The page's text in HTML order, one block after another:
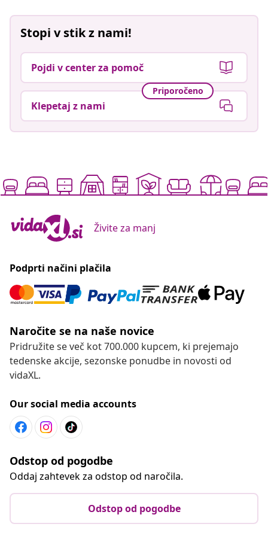
Stopi v stik z nami!
Pojdi v center za pomoč
Priporočeno
Klepetaj z nami
Živite za manj
Podprti načini plačila
Naročite se na naše novice
Pridružite se več kot 700.000 kupcem, ki prejemajo
tedenske akcije, sezonske ponudbe in novosti od
vidaXL.
Our social media accounts
Odstop od pogodbe
Oddaj zahtevek za odstop od naročila.
Odstop od pogodbe